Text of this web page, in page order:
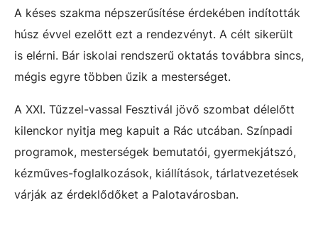
A késes szakma népszerűsítése érdekében indították
húsz évvel ezelőtt ezt a rendezvényt. A célt sikerült
is elérni. Bár iskolai rendszerű oktatás továbbra sincs,
mégis egyre többen űzik a mesterséget.
A XXI. Tűzzel-vassal Fesztivál jövő szombat délelőtt
kilenckor nyitja meg kapuit a Rác utcában. Színpadi
programok, mesterségek bemutatói, gyermekjátszó,
kézműves-foglalkozások, kiállítások, tárlatvezetések
várják az érdeklődőket a Palotavárosban.